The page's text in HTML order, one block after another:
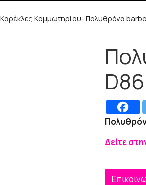
Καρέκλες Κομμωτηρίου- Πολυθρόνα
Δείτε